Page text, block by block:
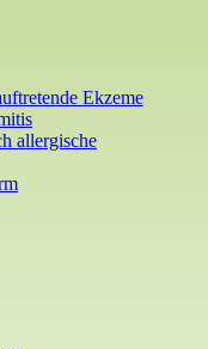
Ekzeme
allergische